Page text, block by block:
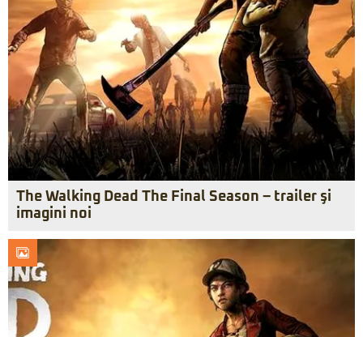
The Walking Dead The Final Season – trailer şi
imagini noi